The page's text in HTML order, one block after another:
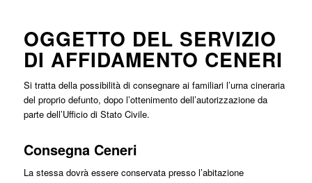
OGGETTO DEL SERVIZIO
DI AFFIDAMENTO CENERI
Si tratta della possibilità di consegnare ai familiari l’urna cineraria
del proprio defunto, dopo l’ottenimento dell’autorizzazione da
parte dell’Ufficio di Stato Civile.
Consegna Ceneri
La stessa dovrà essere conservata presso l’abitazione